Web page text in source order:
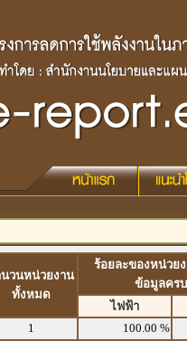
วนหน่วยงาน
ทั้งหมด
ร้อยละของหน่วย
ข้อมูลคร
ไฟฟ้า
1 100.00 %